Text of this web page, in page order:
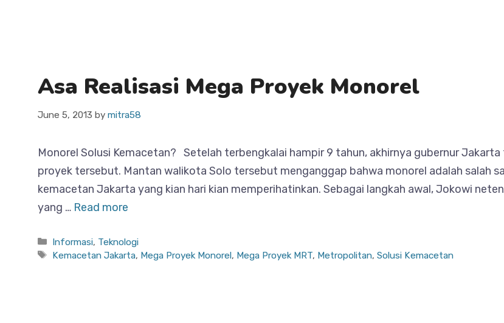
Asa Realisasi Mega Proyek Monorel
June 5, 2013 by mitra58
Monorel Solusi Kemacetan? Setelah terbengkalai hampir 9 tahun, akhirnya gubernur
proyek tersebut. Mantan walikota Solo tersebut menganggap bahwa monorel adalah salah
kemacetan Jakarta yang kian hari kian memperihatinkan. Sebagai langkah awal, Jokowi
yang … Read more
Categories
Informasi, Teknologi
Tags
Kemacetan Jakarta, Mega Proyek Monorel, Mega Proyek MRT, Metropolitan,Solusi Kemacetan